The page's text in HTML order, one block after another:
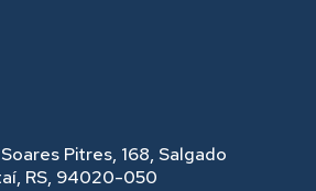
Pitres, 168, Salgado
RS, 94020-050